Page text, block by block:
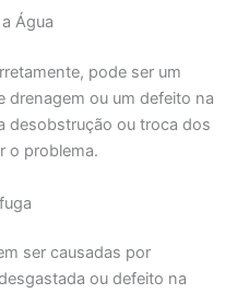
Água
pode ser um
drenagem ou um defeito na
desobstrução ou troca dos
o problema.
ser causadas por
ou defeito na